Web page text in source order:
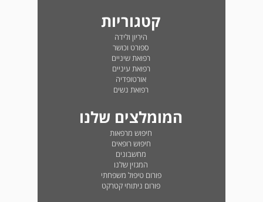
קטגוריות
היריון ולידה
ספורט וכושר
רפואת שיניים
רפואת עיניים
אורטופדיה
רפואת נשים
המומלצים שלנו
חיפוש מרפאות
חיפוש רופאים
מחשבונים
המגזין שלנו
פורום טיפול משפחתי
פורום ניתוחי קטרקט